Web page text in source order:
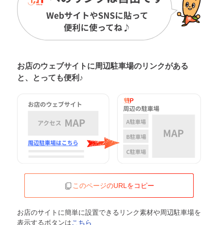
お店のウェブサイトに周辺駐車場のリンクがある
と、とっても便利♪
このページのURLをコピー
お店のサイトに簡単に設置できるリンク素材や周辺駐車場を
表示するボタンはこちら